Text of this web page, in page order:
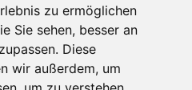
zu ermöglichen
Sie sehen, besser an
Diese
wir außerdem, um